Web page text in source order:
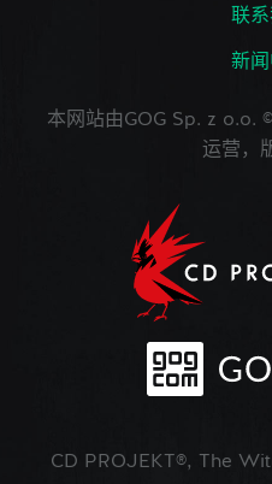
联系
新
本网站由GOG Sp. z o.o.
运营，
CD PROJEKT®, The